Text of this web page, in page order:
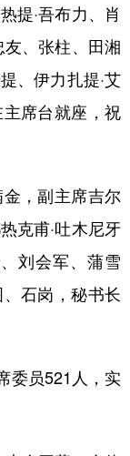
提·吾布力、肖
友、张柱、田湘
、伊力扎提·艾
席台就座，祝
，副主席吉尔
克甫·吐木尼牙
刘会军、蒲雪
石岗，秘书长
员521人，实